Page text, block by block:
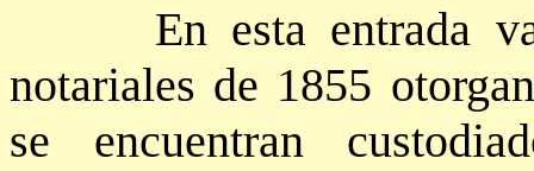
En esta entrada
notariales de 1855
se encuentran